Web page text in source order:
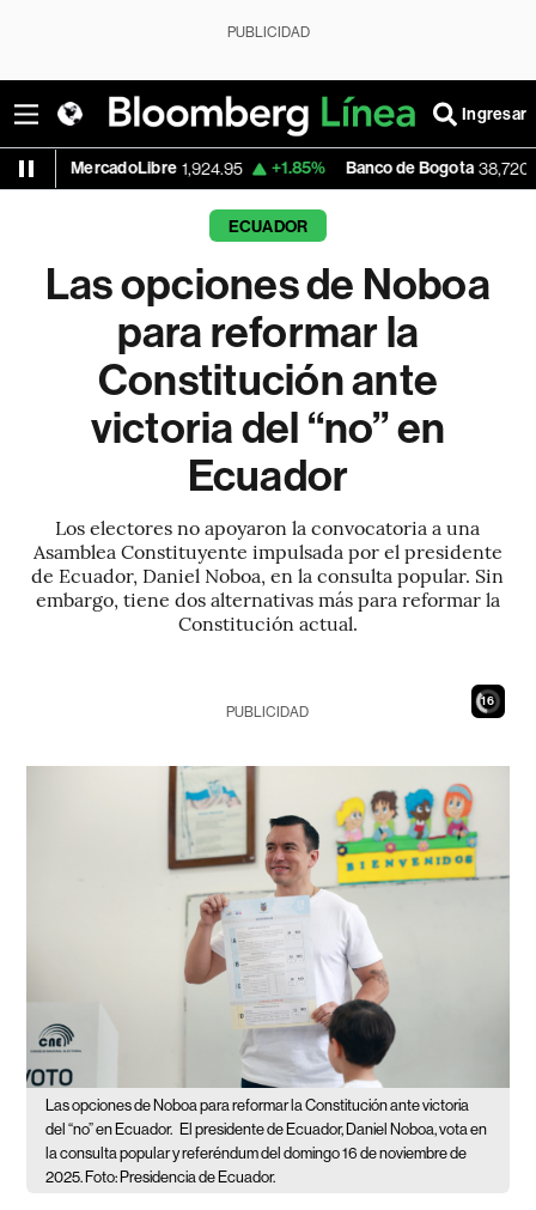
PUBLICIDAD
Ingresar
1,924.95 +1.85% Banco de Bogota 38,720.00 -
ECUADOR
Las opciones de Noboa
para reformar la
Constitución ante
victoria del “no” en
Ecuador
Los electores no apoyaron la convocatoria a una
Asamblea Constituyente impulsada por el presidente
de Ecuador, Daniel Noboa, en la consulta popular. Sin
embargo, tiene dos alternativas más para reformar la
Constitución actual.
14
PUBLICIDAD
Las opciones de Noboa para reformar la Constitución ante victoria
del “no” en Ecuador. El presidente de Ecuador, Daniel Noboa, vota en
la consulta popular y referéndum del domingo 16 de noviembre de
2025. Foto: Presidencia de Ecuador.